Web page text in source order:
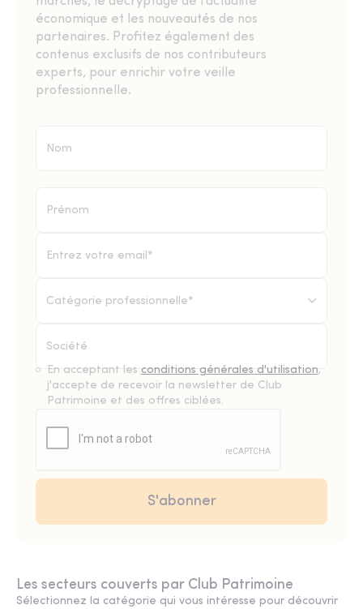
économique et les nouveautés de nos
partenaires. Profitez également des
contenus exclusifs de nos contributeurs
experts, pour enrichir votre veille
professionnelle.
Catégorie professionnelle*
En acceptant les conditions générales d'utilisation,
j'accepte de recevoir la newsletter de Club
Patrimoine et des offres ciblées.
Les secteurs couverts par Club Patrimoine
Sélectionnez la catégorie qui vous intéresse pour découvrir